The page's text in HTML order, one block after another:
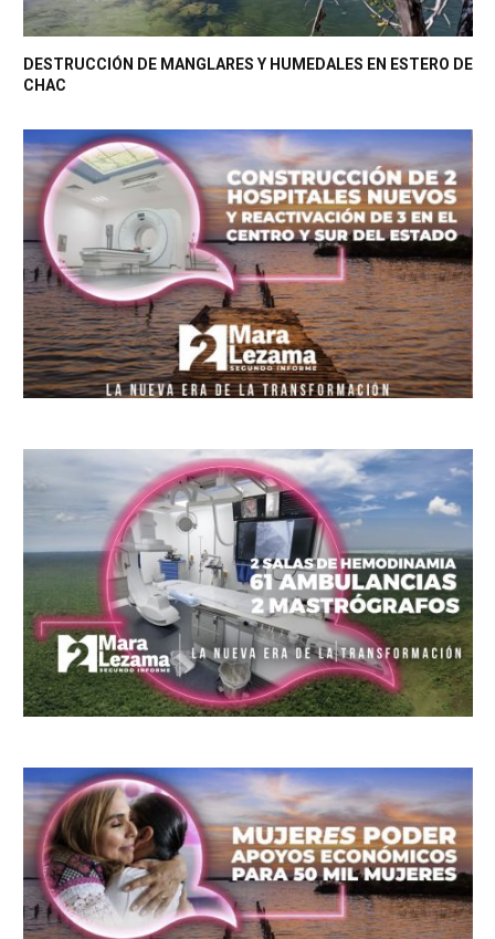
DESTRUCCIÓN DE MANGLARES Y HUMEDALES EN ESTERO DE
CHAC